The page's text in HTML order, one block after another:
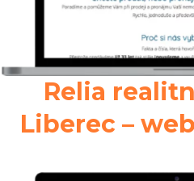
Relia
Liberec –